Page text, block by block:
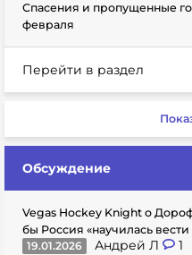
Спасения и пропущенные
февраля
Перейти в раздел
Обсуждение
Vegas Hockey Knight о
бы Россия «научилась
19.01.2026
Андрей Л 1